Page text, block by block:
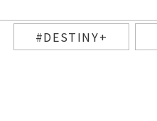
#DESTINY+